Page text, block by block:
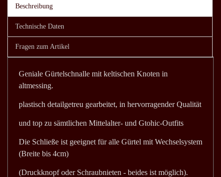
Beschreibung
Technische Daten
Fragen zum Artikel
Geniale Gürtelschnalle mit keltischen Knoten in
altmessing.
plastisch detailgetreu gearbeitet, in hervorragender Qualität
und top zu sämtlichen Mittelalter- und Gtohic-Outfits
Die Schließe ist geeignet für alle Gürtel mit Wechselsystem
(Breite bis 4cm)
(Druckknopf oder Schraubnieten - beides ist möglich).